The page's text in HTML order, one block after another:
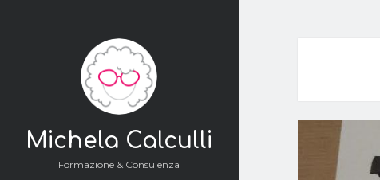
Michela Calculli
Formazione & Consulenza